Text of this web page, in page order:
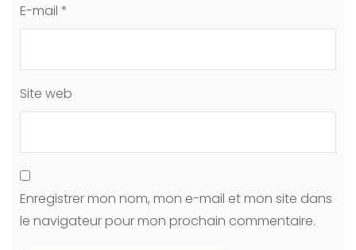
E-mail *
Site web
Enregistrer mon nom, mon e-mail et mon site dans
le navigateur pour mon prochain commentaire.